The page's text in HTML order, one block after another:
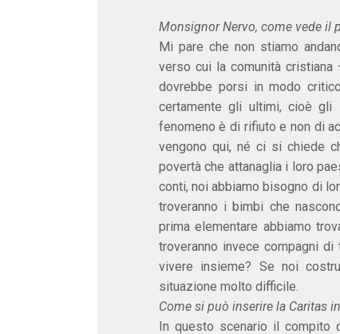
Monsignor Nervo, come vede il
Mi pare che non stiamo
verso cui la comunità
dovrebbe porsi in modo
certamente gli ultimi, cioè gli
fenomeno è di rifiuto e non di
vengono qui, né ci si chiede
povertà che attanaglia i loro
conti, noi abbiamo bisogno di
troveranno i bimbi che
prima elementare abbiamo
troveranno invece compagni
vivere insieme? Se noi
situazione molto difficile.
Come si può inserire la Caritas
In questo scenario il